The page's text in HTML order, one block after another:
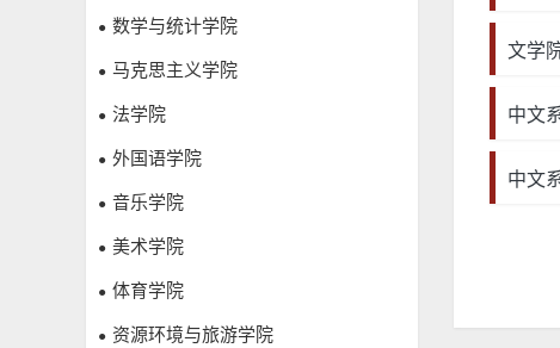
● 数学与统计学院
● 马克思主义学院
● 法学院
● 外国语学院
● 音乐学院
● 美术学院
● 体育学院
● 资源环境与旅游学院
文学
中文
中文